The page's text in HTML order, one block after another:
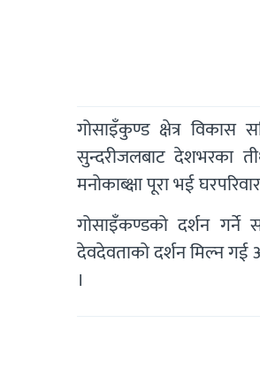
गोसाइँकुण्ड क्षेत्र विकास
सुन्दरीजलबाट देशभरका
मनोकाब्क्षा पूरा भई
गोसाइँकण्डको दर्शन गर्ने
देवदेवताको दर्शन मिल्न
।